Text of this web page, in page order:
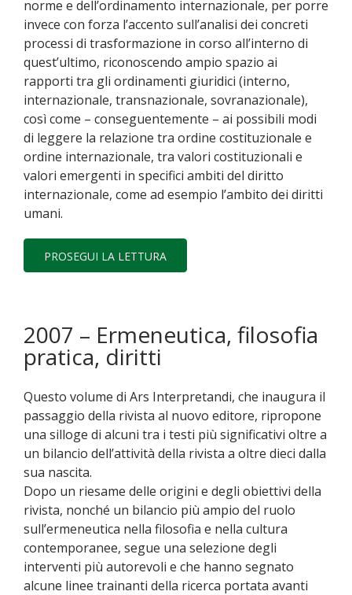
norme e dell’ordinamento internazionale, per porre
invece con forza l’accento sull’analisi dei concreti
processi di trasformazione in corso all’interno di
quest’ultimo, riconoscendo ampio spazio ai
rapporti tra gli ordinamenti giuridici (interno,
internazionale, transnazionale, sovranazionale),
così come – conseguentemente – ai possibili modi
di leggere la relazione tra ordine costituzionale e
ordine internazionale, tra valori costituzionali e
valori emergenti in specifici ambiti del diritto
internazionale, come ad esempio l’ambito dei diritti
umani.
PROSEGUI LA LETTURA
2007 – Ermeneutica, filosofia
pratica, diritti
Questo volume di Ars Interpretandi, che inaugura il
passaggio della rivista al nuovo editore, ripropone
una silloge di alcuni tra i testi più significativi oltre a
un bilancio dell’attività della rivista a oltre dieci dalla
sua nascita.
Dopo un riesame delle origini e degli obiettivi della
rivista, nonché un bilancio più ampio del ruolo
sull’ermeneutica nella filosofia e nella cultura
contemporanee, segue una selezione degli
interventi più autorevoli e che hanno segnato
alcune linee trainanti della ricerca portata avanti